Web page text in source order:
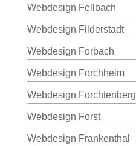
Webdesign Fellbach
Webdesign Filderstadt
Webdesign Forbach
Webdesign Forchheim
Webdesign Forchtenberg
Webdesign Forst
Webdesign Frankenthal